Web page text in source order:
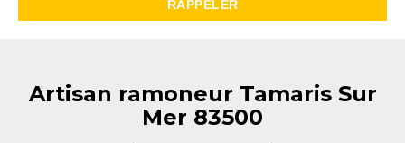
Artisan ramoneur Tamaris Sur
Mer 83500